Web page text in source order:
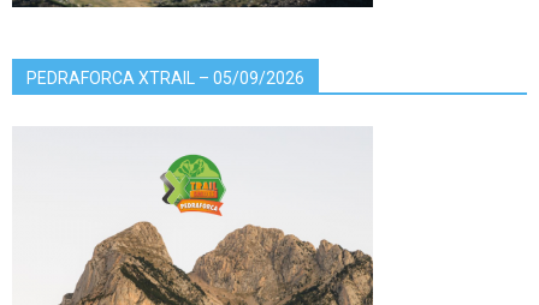
PEDRAFORCA XTRAIL – 05/09/2026